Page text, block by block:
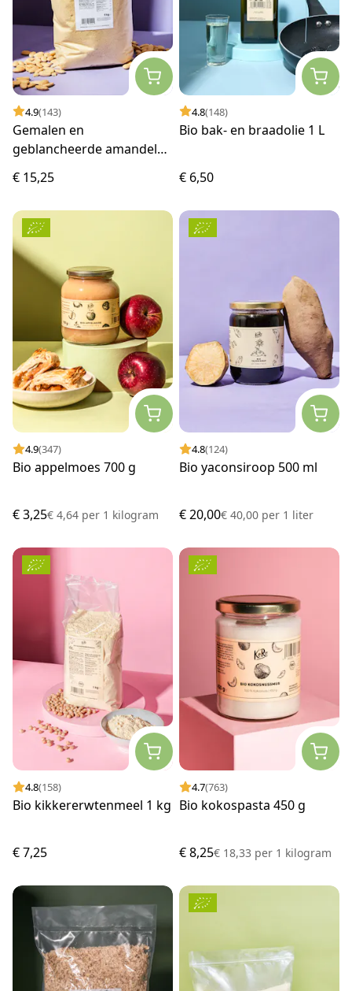
4.9(143)
Gemalen en
geblancheerde amandelen
€ 15,25
4.8(148)
Bio bak- en braadolie 1 L
€ 6,50
4.9(347)
Bio appelmoes 700 g
€ 3,25€ 4,64 per 1 kilogram
4.8(124)
Bio yaconsiroop 500 ml
€ 20,00€ 40,00 per 1 liter
4.8(158)
Bio kikkererwtenmeel 1 kg
€ 7,25
4.7(763)
Bio kokospasta 450 g
€ 8,25€ 18,33 per 1 kilogram